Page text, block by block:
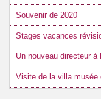
Souvenir de 2020
Stages vacances
Un nouveau directeur à
Visite de la villa musée